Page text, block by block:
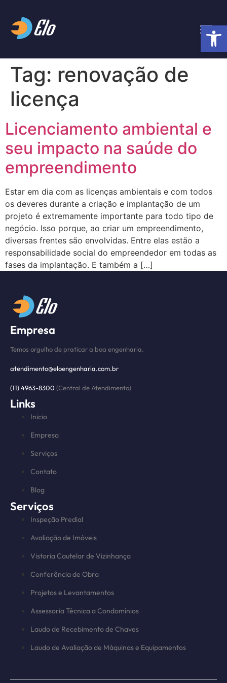
Abrir
Tag: renovação de
licença
Licenciamento ambiental e
seu impacto na saúde do
empreendimento
Estar em dia com as licenças ambientais e com todos
os deveres durante a criação e implantação de um
projeto é extremamente importante para todo tipo de
negócio. Isso porque, ao criar um empreendimento,
diversas frentes são envolvidas. Entre elas estão a
responsabilidade social do empreendedor em todas as
fases da implantação. E também a […]
Empresa
Temos orgulho de praticar a boa engenharia.
atendimento@eloengenharia.com.br
(11) 4963-8300 (Central de Atendimento)
Links
Inicio
Empresa
Serviços
Contato
Blog
Serviços
Inspeção Predial
Avaliação de Imóveis
Vistoria Cautelar de Vizinhança
Conferência de Obra
Projetos e Levantamentos
Assessoria Técnica a Condomínios
Laudo de Recebimento de Chaves
Laudo de Avaliação de Máquinas e Equipamentos